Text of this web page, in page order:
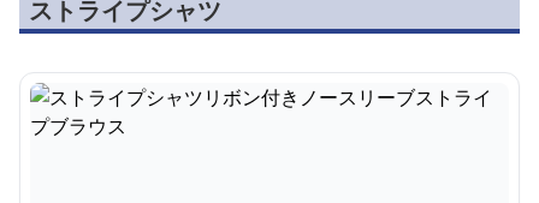
ストライプシャツ